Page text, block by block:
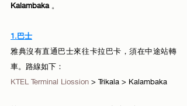
Kalambaka 。
1.巴士
雅典沒有直通巴士來往卡拉巴卡，須在中途站轉
車。路線如下：
KTEL Terminal Liossion > Trikala > Kalambaka